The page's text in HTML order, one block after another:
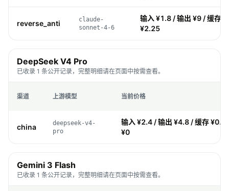
reverse_anti
claude-
sonnet-4-6
输入 ¥1.8 / 输出 ¥9 / 缓存
¥2.25
DeepSeek V4 Pro
已收录 1 条公开记录，完整明细请在页面中按需查看。
渠道 上游模型 当前价格
china
deepseek-v4-
pro
输入 ¥2.4 / 输出 ¥4.8 / 缓存 ¥0.2
¥0
Gemini 3 Flash
已收录 1 条公开记录，完整明细请在页面中按需查看。